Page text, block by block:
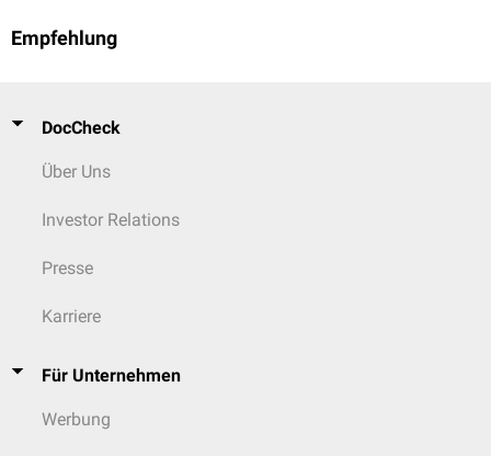
Empfehlung
DocCheck
Über Uns
Investor Relations
Presse
Karriere
Für Unternehmen
Werbung